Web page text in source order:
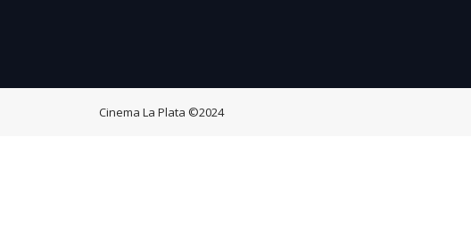
Cinema La Plata ©2024